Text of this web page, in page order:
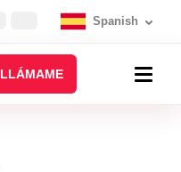
Spanish
LLÁMAME